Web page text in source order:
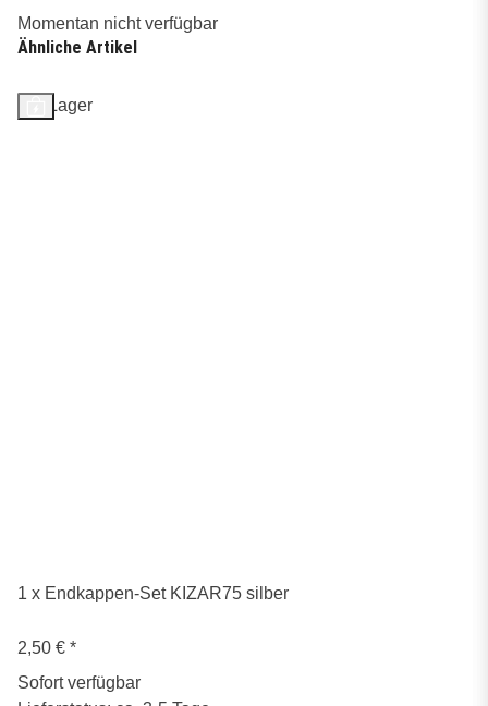
Momentan nicht verfügbar
Ähnliche Artikel
Auf Lager
1 x Endkappen-Set KIZAR75 silber
2,50 € *
Sofort verfügbar